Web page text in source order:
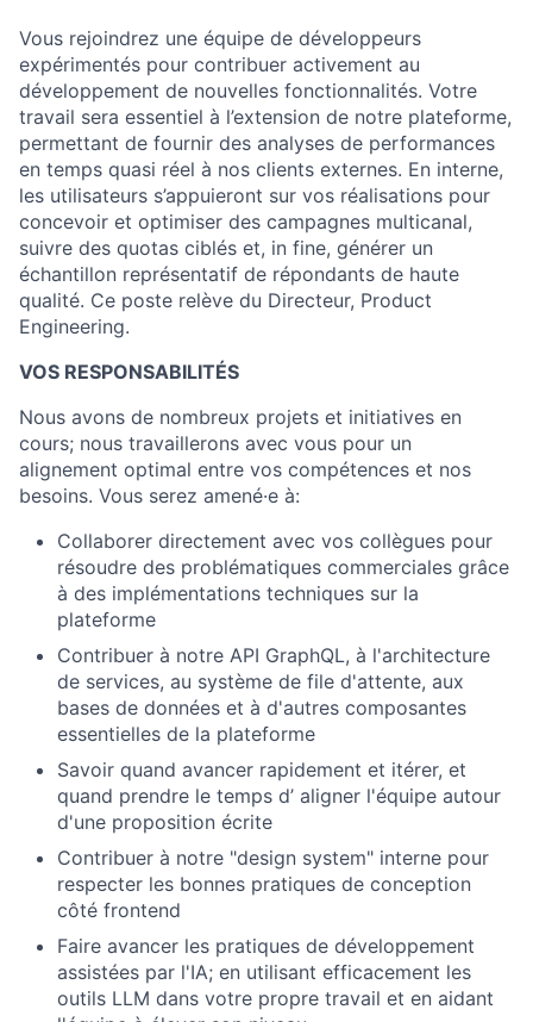
Vous rejoindrez une équipe de développeurs
expérimentés pour contribuer activement au
développement de nouvelles fonctionnalités. Votre
travail sera essentiel à l’extension de notre plateforme,
permettant de fournir des analyses de performances
en temps quasi réel à nos clients externes. En interne,
les utilisateurs s’appuieront sur vos réalisations pour
concevoir et optimiser des campagnes multicanal,
suivre des quotas ciblés et, in fine, générer un
échantillon représentatif de répondants de haute
qualité. Ce poste relève du Directeur, Product
Engineering.
VOS RESPONSABILITÉS
Nous avons de nombreux projets et initiatives en
cours; nous travaillerons avec vous pour un
alignement optimal entre vos compétences et nos
besoins. Vous serez amené·e à:
Collaborer directement avec vos collègues pour
résoudre des problématiques commerciales grâce
à des implémentations techniques sur la
plateforme
Contribuer à notre API GraphQL, à l'architecture
de services, au système de file d'attente, aux
bases de données et à d'autres composantes
essentielles de la plateforme
Savoir quand avancer rapidement et itérer, et
quand prendre le temps d’ aligner l'équipe autour
d'une proposition écrite
Contribuer à notre "design system" interne pour
respecter les bonnes pratiques de conception
côté frontend
Faire avancer les pratiques de développement
assistées par l'IA; en utilisant efficacement les
outils LLM dans votre propre travail et en aidant